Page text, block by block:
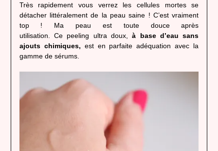
Très rapidement vous verrez les cellules mortes se
détacher littéralement de la peau saine ! C’est vraiment
top ! Ma peau est toute douce après
utilisation. Ce peeling ultra doux,à base d’eau sans
ajouts chimiques, est en parfaite adéquation avec la
gamme de sérums.